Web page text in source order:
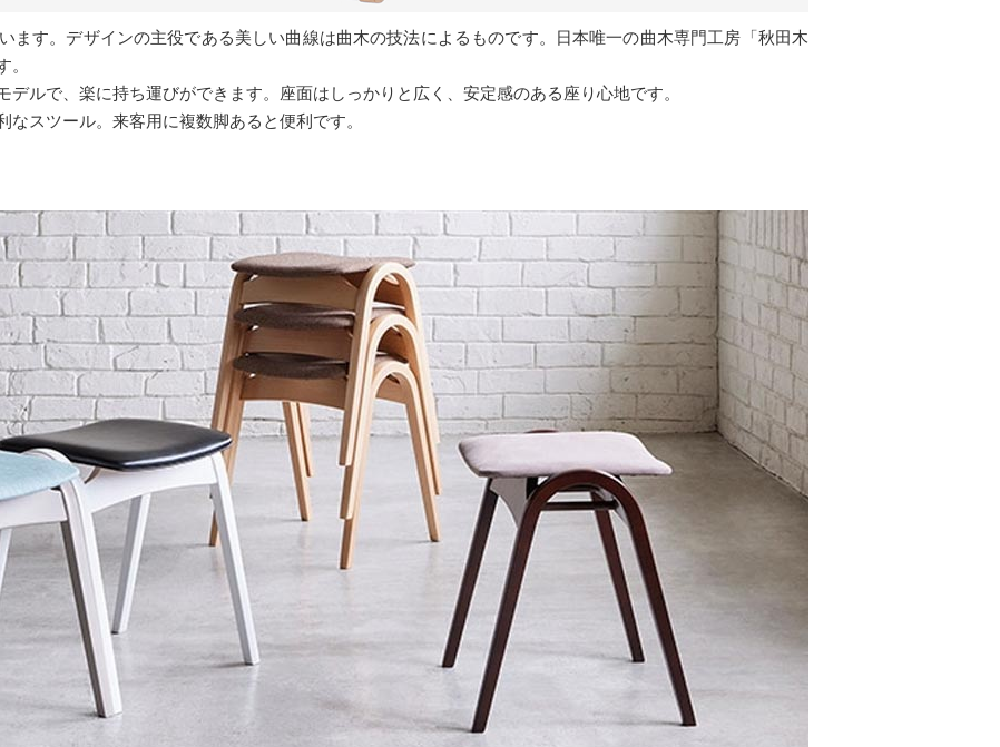
ます。デザインの主役である美しい曲線は曲木の技法によるものです。日本唯一の曲木専門工房「秋田木
。
デルで、楽に持ち運びができます。座面はしっかりと広く、安定感のある座り心地です。
スツール。来客用に複数脚あると便利です。